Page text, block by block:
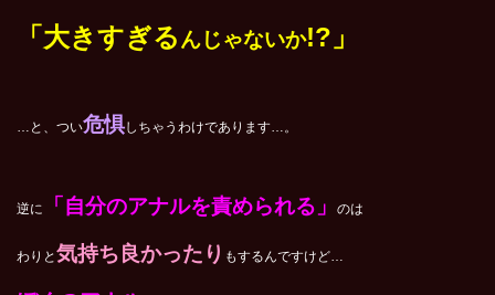
「大きすぎるんじゃないか!?」
…と、つい危惧しちゃうわけであります…。
逆に 「自分のアナルを責められる」 のは
わりと気持ち良かったり もするんですけど…